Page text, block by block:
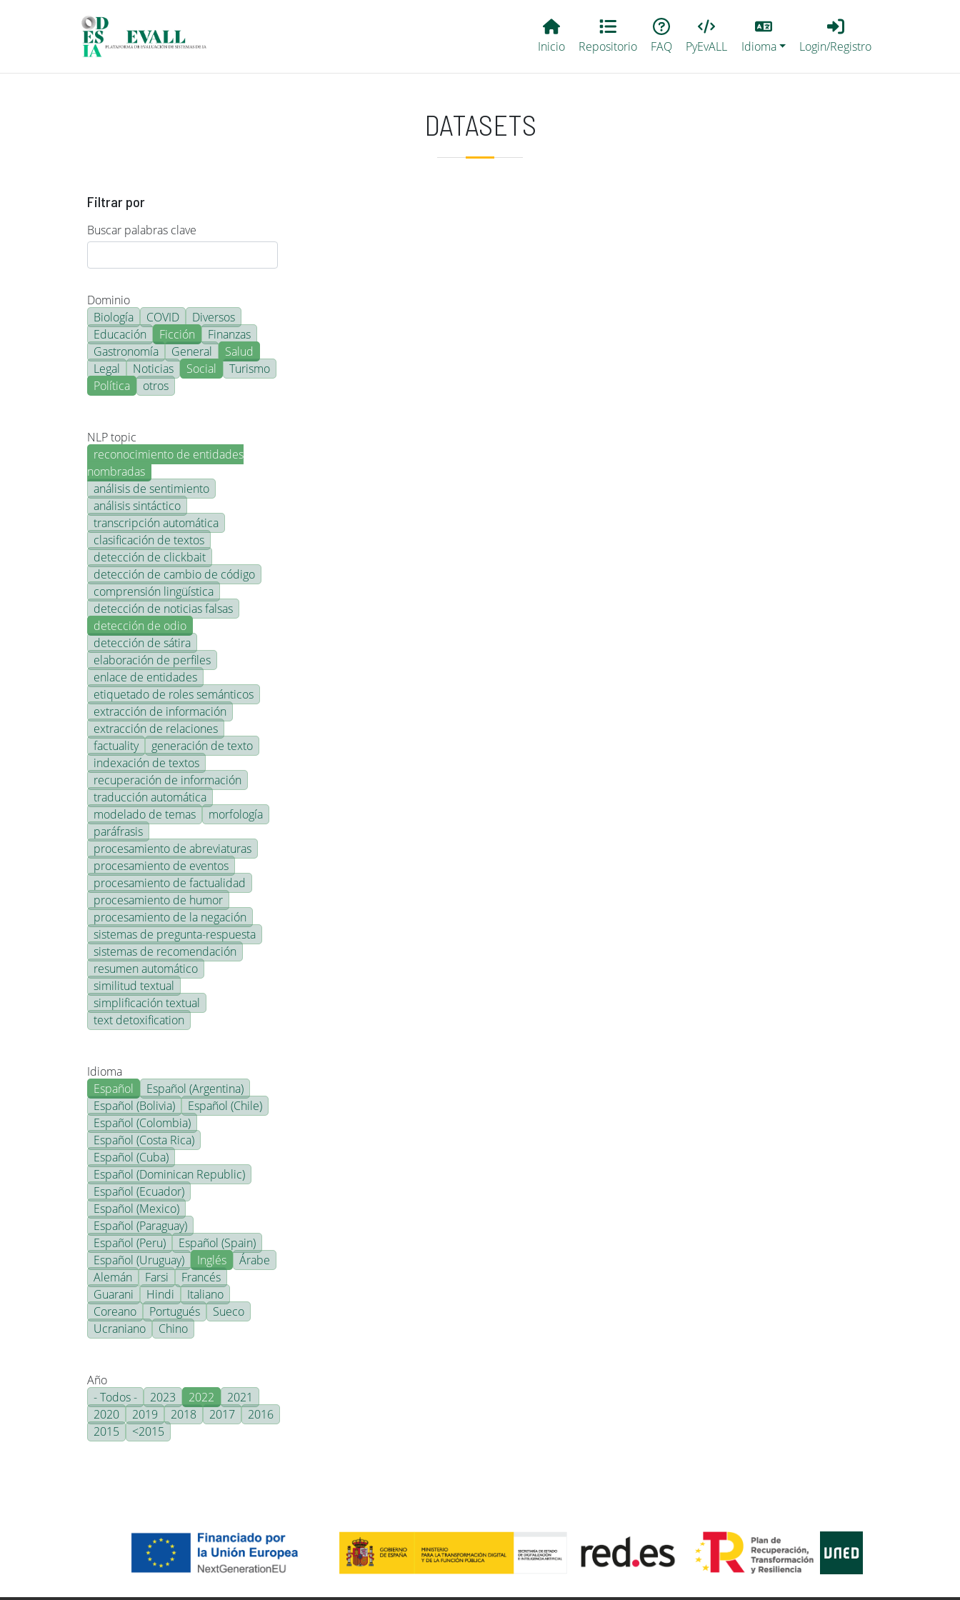
Main EvALL
Inicio Repositorio FAQ PyEvALL
Lang
Idioma
Login_Registro
Login/Registro
DATASETS
Filtrar por
Buscar palabras clave
Dominio
Biología
COVID
Diversos
Educación
Ficción
Finanzas
Gastronomía
General
Salud
Legal
Noticias Social
Turismo
Política
otros
NLP topic
reconocimiento de entidades
nombradas
análisis de sentimiento
análisis sintáctico
transcripción automática
clasificación de textos
detección de clickbait
detección de cambio de código
comprensión lingüística
detección de noticias falsas
detección de odio
detección de sátira
elaboración de perfiles
enlace de entidades
etiquetado de roles semánticos
extracción de información
extracción de relaciones
factuality
generación de texto
indexación de textos
recuperación de información
traducción automática
modelado de temas
morfología
paráfrasis
procesamiento de abreviaturas
procesamiento de eventos
procesamiento de factualidad
procesamiento de humor
procesamiento de la negación
sistemas de pregunta-respuesta
sistemas de recomendación
resumen automático
similitud textual
simplificación textual
text detoxification
Idioma
Español
Español (Argentina)
Español (Bolivia)
Español (Chile)
Español (Colombia)
Español (Costa Rica)
Español (Cuba)
Español (Dominican Republic)
Español (Ecuador)
Español (Mexico)
Español (Paraguay)
Español (Peru)
Español (Spain)
Español (Uruguay)
Inglés
Árabe
Alemán
Farsi
Francés
Guarani
Hindi
Italiano
Coreano
Portugués
Sueco
Ucraniano
Chino
Año
- Todos -
2023 2022
2021
2020
2019 2018 2017
2016
2015
<2015